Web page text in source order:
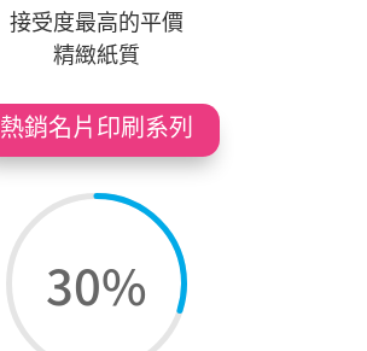
接受度最高的平價
精緻紙質
熱銷名片印刷系列
30%